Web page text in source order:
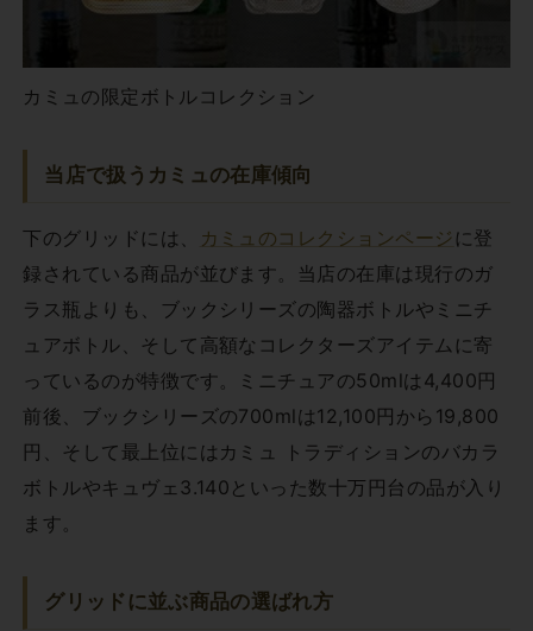
カミュの限定ボトルコレクション
当店で扱うカミュの在庫傾向
下のグリッドには、 カミュのコレクションページ に登
録されている商品が並びます。当店の在庫は現行のガ
ラス瓶よりも、ブックシリーズの陶器ボトルやミニチ
ュアボトル、そして高額なコレクターズアイテムに寄
っているのが特徴です。ミニチュアの50mlは4,400円
前後、ブックシリーズの700mlは12,100円から19,800
円、そして最上位にはカミュ トラディションのバカラ
ボトルやキュヴェ3.140といった数十万円台の品が入り
ます。
グリッドに並ぶ商品の選ばれ方